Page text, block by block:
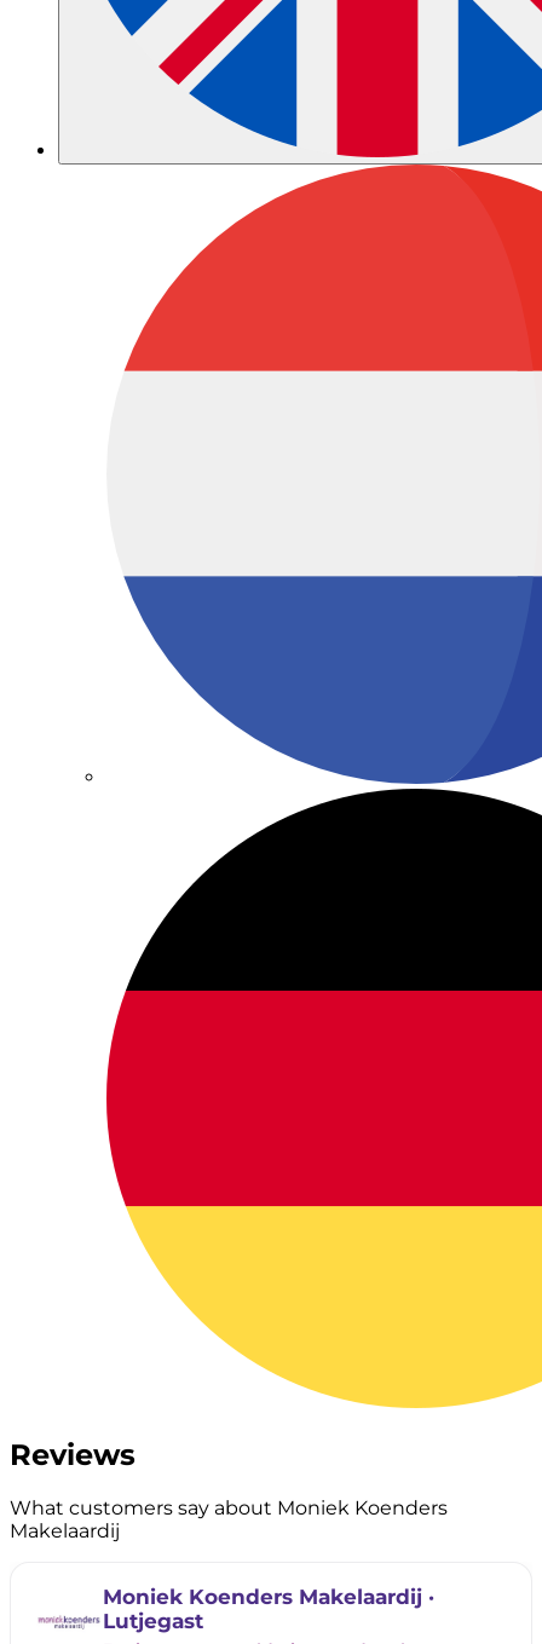
Reviews
What customers say about Moniek Koenders
Makelaardij